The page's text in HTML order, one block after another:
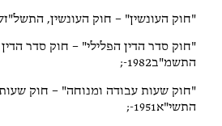
"חוק העונשין" – חוק העונשין, התשל"ז1977-;
"חוק סדר הדין הפלילי" – חוק סדר
התשמ"ב1982-;
"חוק שעות עבודה ומנוחה" – חוק
התשי"א1951-;